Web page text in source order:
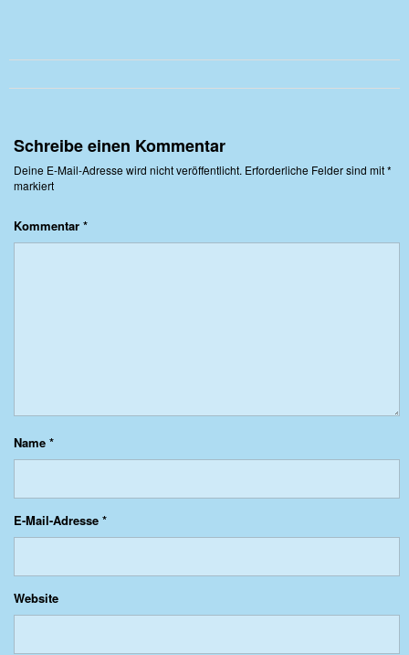
Schreibe einen Kommentar
Deine E-Mail-Adresse wird nicht veröffentlicht. Erforderliche Felder sind mit*
markiert
Kommentar *
Name *
E-Mail-Adresse *
Website